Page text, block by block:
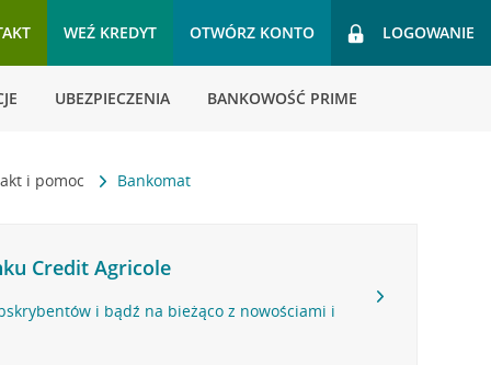
WEŹ KREDYT OTWÓRZ KONTO LOGOWANIE
UBEZPIECZENIA BANKOWOŚĆ PRIME
i pomoc Bankomat
Credit Agricole
i bądź na bieżąco z nowościami i